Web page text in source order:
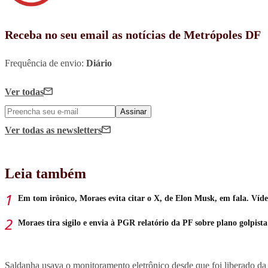
Receba no seu email as notícias de Metrópoles DF
Frequência de envio: Diário
Ver todas
Assinar
Ver todas as newsletters
Leia também
Em tom irônico, Moraes evita citar o X, de Elon Musk, em fala.
Moraes tira sigilo e envia à PGR relatório da PF sobre plano golpista
Saldanha usava o monitoramento eletrônico desde que foi liberado